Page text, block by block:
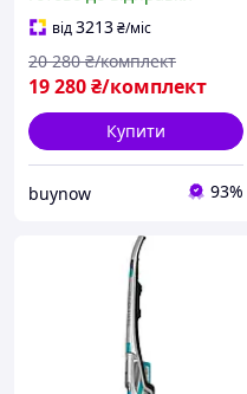
для сухого та вологого
прибирання 500 Вт
від3213₴/міс
19 280₴/комплект
20 280 ₴/комплект
Купити
buynow 93%